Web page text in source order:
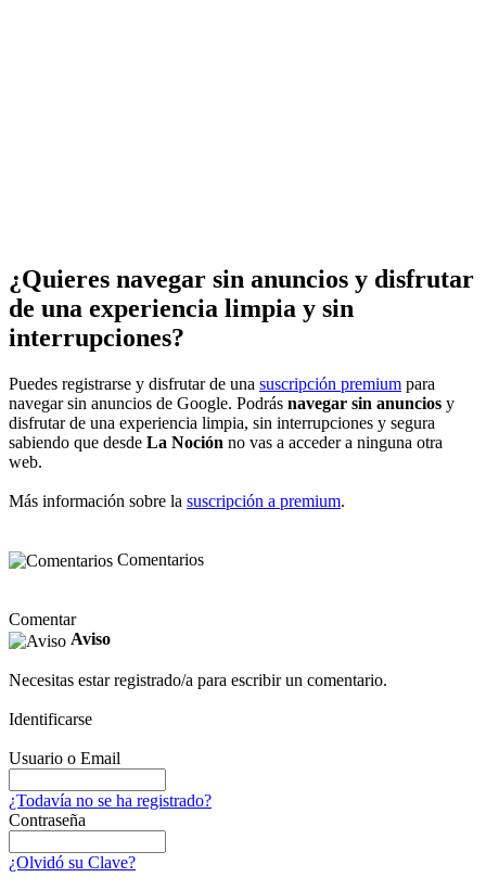
¿Quieres navegar sin anuncios y disfrutar
de una experiencia limpia y sin
interrupciones?
Puedes registrarse y disfrutar de una suscripción premium para
navegar sin anuncios de Google. Podrás navegar sin anuncios y
disfrutar de una experiencia limpia, sin interrupciones y segura
sabiendo que desde La Noción no vas a acceder a ninguna otra
web.
Más información sobre la suscripción a premium.
Comentarios
Comentar
Aviso
Necesitas estar registrado/a para escribir un comentario.
Identificarse
Usuario o Email
¿Todavía no se ha registrado?
Contraseña
¿Olvidó su Clave?